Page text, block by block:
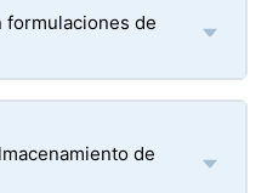
formulaciones de
de